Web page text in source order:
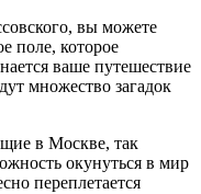
вы можете
поле, которое
ваше путешествие
множество загадок
в Москве, так
окунуться в мир
переплетается